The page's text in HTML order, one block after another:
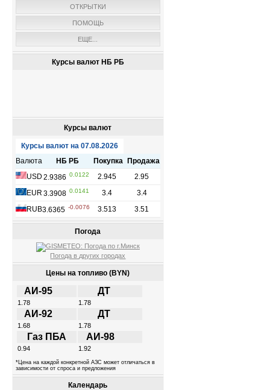
ОТКРЫТКИ
ПОМОЩЬ
ЕЩЕ...
Курсы валют НБ РБ
Курсы валют
Погода
Погода в других городах
Цены на топливо (BYN)
АИ-95 ДТ
1.78 1.78
АИ-92 ДТ
1.68 1.78
Газ ПБА АИ-98
0.94 1.92
*Цена на каждой конкретной АЗС может отличаться в
зависимости от спроса и предложения
Календарь